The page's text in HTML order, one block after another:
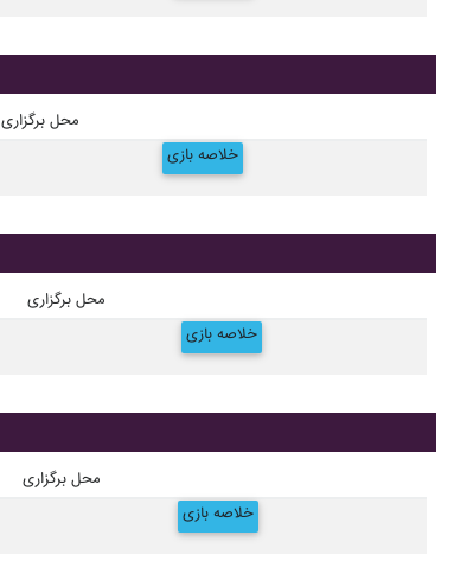
محل برگزاری
خلاصه بازی
محل برگزاری
خلاصه بازی
محل برگزاری
خلاصه بازی